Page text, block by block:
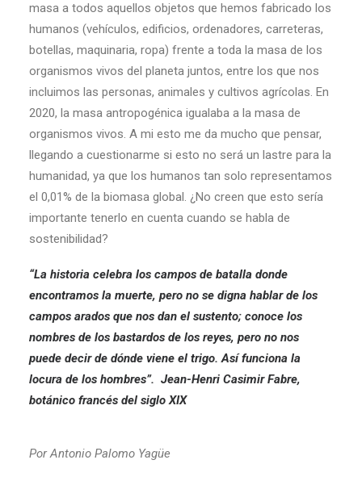
masa a todos aquellos objetos que hemos fabricado los
humanos (vehículos, edificios, ordenadores, carreteras,
botellas, maquinaria, ropa) frente a toda la masa de los
organismos vivos del planeta juntos, entre los que nos
incluimos las personas, animales y cultivos agrícolas. En
2020, la masa antropogénica igualaba a la masa de
organismos vivos. A mi esto me da mucho que pensar,
llegando a cuestionarme si esto no será un lastre para la
humanidad, ya que los humanos tan solo representamos
el 0,01% de la biomasa global. ¿No creen que esto sería
importante tenerlo en cuenta cuando se habla de
sostenibilidad?
“La historia celebra los campos de batalla donde
encontramos la muerte, pero no se digna hablar de los
campos arados que nos dan el sustento; conoce los
nombres de los bastardos de los reyes, pero no nos
puede decir de dónde viene el trigo. Así funciona la
locura de los hombres”. Jean-Henri Casimir Fabre,
botánico francés del siglo XIX
PorAntonio Palomo Yagüe